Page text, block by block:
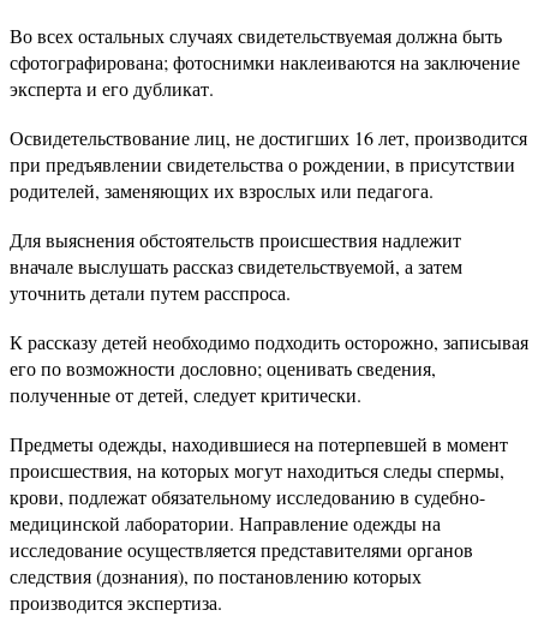
Во всех остальных случаях свидетельствуемая должна быть
сфотографирована; фотоснимки наклеиваются на заключение
эксперта и его дубликат.
Освидетельствование лиц, не достигших 16 лет, производится
при предъявлении свидетельства о рождении, в присутствии
родителей, заменяющих их взрослых или педагога.
Для выяснения обстоятельств происшествия надлежит
вначале выслушать рассказ свидетельствуемой, а затем
уточнить детали путем расспроса.
К рассказу детей необходимо подходить осторожно, записывая
его по возможности дословно; оценивать сведения,
полученные от детей, следует критически.
Предметы одежды, находившиеся на потерпевшей в момент
происшествия, на которых могут находиться следы спермы,
крови, подлежат обязательному исследованию в судебно-
медицинской лаборатории. Направление одежды на
исследование осуществляется представителями органов
следствия (дознания), по постановлению которых
производится экспертиза.